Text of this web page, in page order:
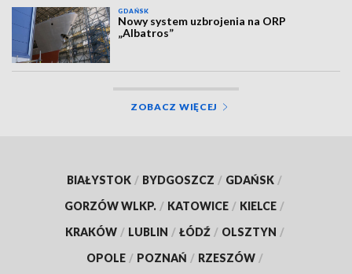
GDAŃSK
Nowy system uzbrojenia na ORP
„Albatros”
ZOBACZ WIĘCEJ
BIAŁYSTOK / BYDGOSZCZ / GDAŃSK /
GORZÓW WLKP. / KATOWICE / KIELCE /
KRAKÓW / LUBLIN / ŁÓDŹ / OLSZTYN /
OPOLE / POZNAŃ / RZESZÓW /